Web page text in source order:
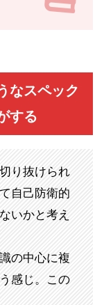
なスペック
する
り抜けられ
自己防衛的
いかと考え
の中心に複
感じ。この